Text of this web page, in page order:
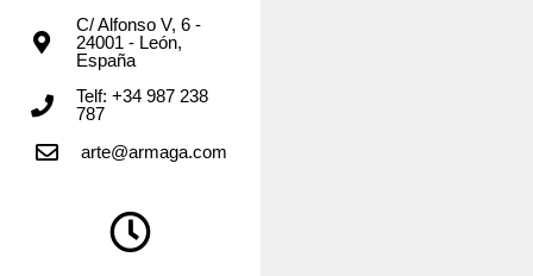
C/ Alfonso V, 6 -
24001 - León,
España
Telf: +34 987 238
787
arte@armaga.com